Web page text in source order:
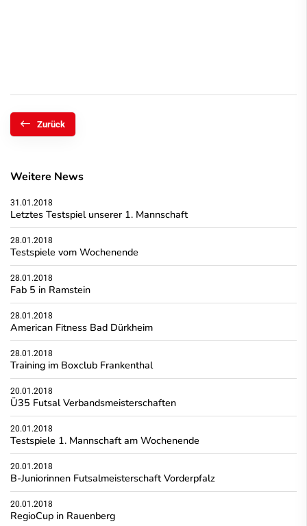
Zurück
Weitere News
31.01.2018
Letztes Testspiel unserer 1. Mannschaft
28.01.2018
Testspiele vom Wochenende
28.01.2018
Fab 5 in Ramstein
28.01.2018
American Fitness Bad Dürkheim
28.01.2018
Training im Boxclub Frankenthal
20.01.2018
Ü35 Futsal Verbandsmeisterschaften
20.01.2018
Testspiele 1. Mannschaft am Wochenende
20.01.2018
B-Juniorinnen Futsalmeisterschaft Vorderpfalz
20.01.2018
RegioCup in Rauenberg